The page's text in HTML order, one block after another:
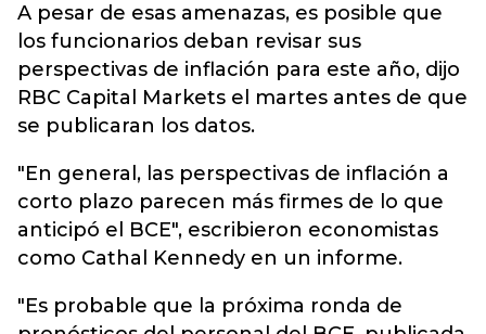
A pesar de esas amenazas, es posible que
los funcionarios deban revisar sus
perspectivas de inflación para este año, dijo
RBC Capital Markets el martes antes de que
se publicaran los datos.
"En general, las perspectivas de inflación a
corto plazo parecen más firmes de lo que
anticipó el BCE", escribieron economistas
como Cathal Kennedy en un informe.
"Es probable que la próxima ronda de